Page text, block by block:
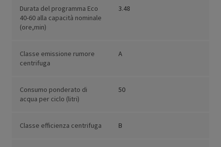
Durata del programma Eco
40-60 alla capacità nominale
(ore,min)
3.48
Classe emissione rumore
centrifuga
A
Consumo ponderato di
acqua per ciclo (litri)
50
Classe efficienza centrifuga B